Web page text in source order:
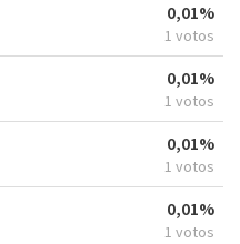
0,01%
1 votos
0,01%
1 votos
0,01%
1 votos
0,01%
1 votos